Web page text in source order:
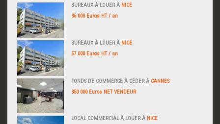
BUREAUX À LOUER À NICE
36 000 Euros HT / an
BUREAUX À LOUER À NICE
57 000 Euros HT / an
FONDS DE COMMERCE À CÉDER À CANNES
350 000 Euros NET VENDEUR
LOCAL COMMERCIAL À LOUER À NICE